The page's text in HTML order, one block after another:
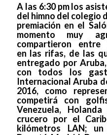
A las 6:30 pm los
del himno del colegio
premiación en el
momento muy
compartieron
en las rifas, de las
entregado por
con todos los
Internacional Aruba
2016, como
competirá con
Venezuela,
crucero por el
kilómetros LAN;